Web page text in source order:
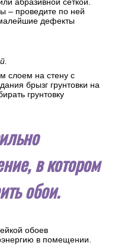
шпаклеванием.
рабочую
зачистку
абразивной сеткой.
слоем на стену с
в котором
обои.